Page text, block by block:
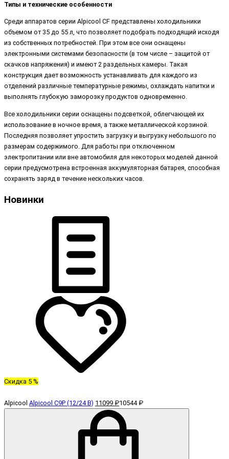
Типы и технические особенности
Среди аппаратов серии Alpicool CF представлены холодильники
объемом от 35 до 55 л, что позволяет подобрать подходящий исходя
из собственных потребностей. При этом все они оснащены
электронными системами безопасности (в том числе – защитой от
скачков напряжения) и имеют 2 раздельных камеры. Такая
конструкция дает возможность устанавливать для каждого из
отделений различные температурные режимы, охлаждать напитки и
выполнять глубокую заморозку продуктов одновременно.
Все холодильники серии оснащены подсветкой, облегчающей их
использование в ночное время, а также металлической корзиной.
Последняя позволяет упростить загрузку и выгрузку небольшого по
размерам содержимого. Для работы при отключенном
электропитании или вне автомобиля для некоторых моделей данной
серии предусмотрена встроенная аккумуляторная батарея, способная
сохранять заряд в течение нескольких часов.
Новинки
Скидка 5 %
Alpicool Alpicool C9P (12/24 В) 11099 ₽10544 ₽